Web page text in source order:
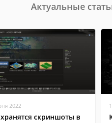
Актуальные
2022
скриншоты в